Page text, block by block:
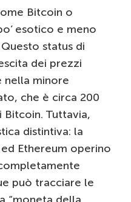
Bitcoin o
esotico e meno
status di
dei prezzi
nella minore
che è circa 200
Tuttavia,
distintiva: la
Ethereum operino
può tracciare le
“moneta della